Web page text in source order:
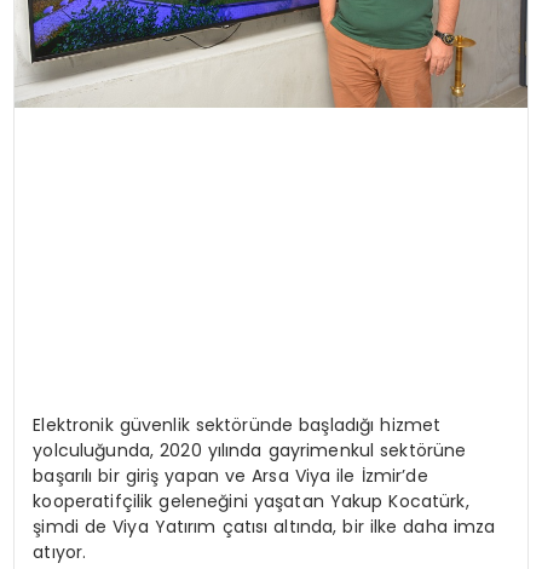
Elektronik güvenlik sektöründe başladığı hizmet
yolculuğunda, 2020 yılında gayrimenkul sektörüne
başarılı bir giriş yapan ve Arsa Viya ile İzmir’de
kooperatifçilik geleneğini yaşatan Yakup Kocatürk,
şimdi de Viya Yatırım çatısı altında, bir ilke daha imza
atıyor.